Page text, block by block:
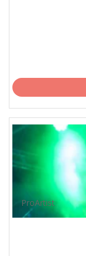
ProArtist